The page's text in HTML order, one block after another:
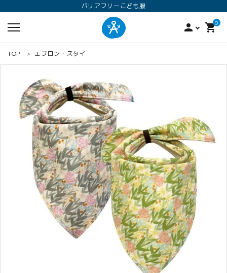
バリアフリーこども服
person 0
shopping_cart
search
ロンパース オプション加工 160
ANGEL KIDS WEARのこだわり
商品カテゴリから選ぶ
TOP エプロン・スタイ